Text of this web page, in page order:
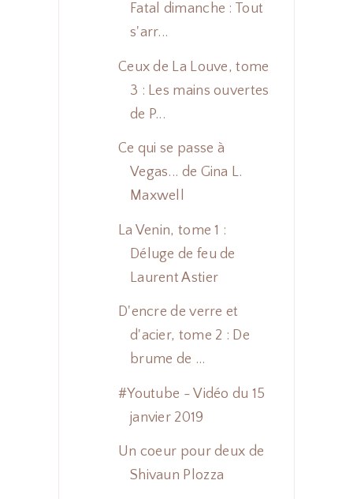
Fatal dimanche : Tout
s'arr...
Ceux de La Louve, tome
3 : Les mains ouvertes
de P...
Ce qui se passe à
Vegas... de Gina L.
Maxwell
La Venin, tome 1 :
Déluge de feu de
Laurent Astier
D'encre de verre et
d'acier, tome 2 : De
brume de ...
#Youtube - Vidéo du 15
janvier 2019
Un coeur pour deux de
Shivaun Plozza